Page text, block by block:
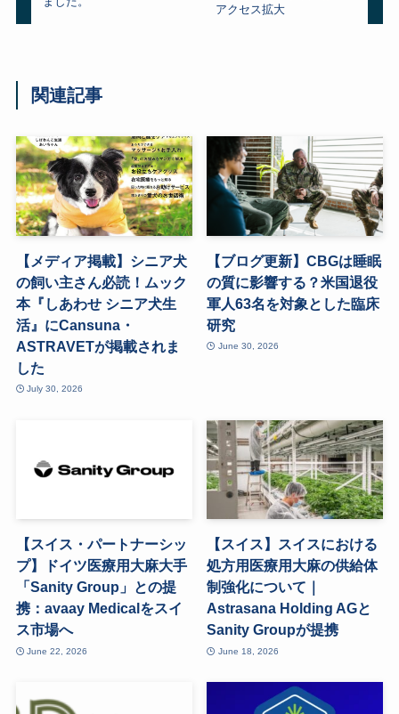
アクセス拡大
関連記事
【メディア掲載】シニア犬
の飼い主さん必読！ムック
本『しあわせ シニア犬生
活』にCansuna・
ASTRAVETが掲載されま
した
July 30, 2026
【ブログ更新】CBGは睡眠
の質に影響する？米国退役
軍人63名を対象とした臨床
研究
June 30, 2026
【スイス・パートナーシッ
プ】ドイツ医療用大麻大手
「Sanity Group」との提
携：avaay Medicalをスイ
ス市場へ
June 22, 2026
【スイス】スイスにおける
処方用医療用大麻の供給体
制強化について｜
Astrasana Holding AGと
Sanity Groupが提携
June 18, 2026